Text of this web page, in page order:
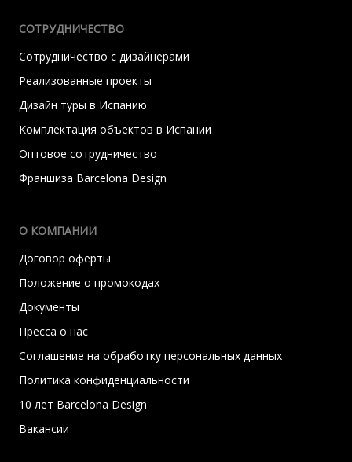
СОТРУДНИЧЕСТВО
Сотрудничество с дизайнерами
Реализованные проекты
Дизайн туры в Испанию
Комплектация объектов в Испании
Оптовое сотрудничество
Франшиза Barcelona Design
О КОМПАНИИ
Договор оферты
Положение о промокодах
Документы
Пресса о нас
Соглашение на обработку персональных данных
Политика конфиденциальности
10 лет Barcelona Design
Вакансии